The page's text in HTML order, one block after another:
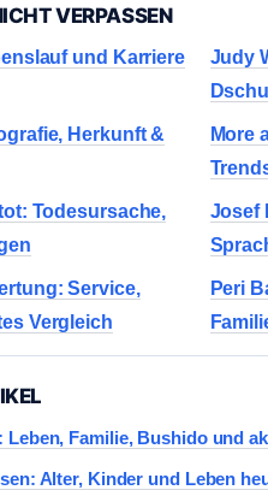
VERPASSEN
und Karriere
Judy
Herkunft &
More
Todesursache,
Josef
Service,
Vergleich
Peri
Leben, Familie, Bushido und
Alter, Kinder und Leben